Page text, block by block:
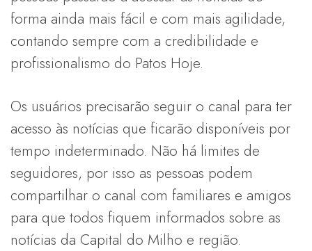
forma ainda mais fácil e com mais agilidade,
contando sempre com a credibilidade e
profissionalismo do Patos Hoje.
Os usuários precisarão seguir o canal para ter
acesso às notícias que ficarão disponíveis por
tempo indeterminado. Não há limites de
seguidores, por isso as pessoas podem
compartilhar o canal com familiares e amigos
para que todos fiquem informados sobre as
notícias da Capital do Milho e região.